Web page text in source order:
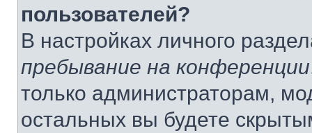
пользователей?
В настройках личного
пребывание на конференции
только администраторам,
остальных вы будете